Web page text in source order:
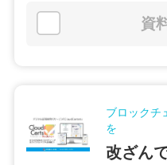
資
ブロックチ
を
改ざん